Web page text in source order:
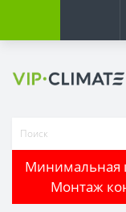
Минимальная
Монтаж